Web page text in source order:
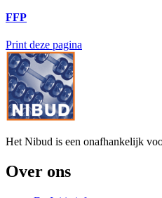
FFP
Print deze pagina
Het Nibud is een onafhankelijk
Over ons